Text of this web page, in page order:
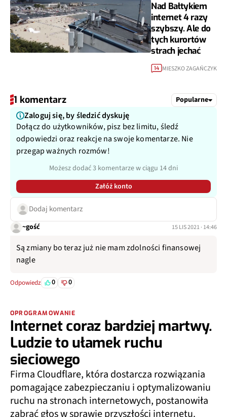
Nad Bałtykiem
internet 4 razy
szybszy. Ale do
tych kurortów
strach jechać
14 MIESZKO ZAGAŃCZYK
1 komentarz Popularne
Zaloguj się, by śledzić dyskuję
Dołącz do użytkowników, pisz bez limitu, śledź
odpowiedzi oraz reakcje na swoje komentarze. Nie
przegap ważnych rozmów!
Możesz dodać 3 komentarze w ciągu 14 dni
Załóż konto
Dodaj komentarz
~gość 15 LIS 2021 · 14:46
Są zmiany bo teraz już nie mam zdolności finansowej
nagle
Odpowiedz 0 0
OPROGRAMOWANIE
Internet coraz bardziej martwy.
Ludzie to ułamek ruchu
sieciowego
Firma Cloudflare, która dostarcza rozwiązania
pomagające zabezpieczaniu i optymalizowaniu
ruchu na stronach internetowych, postanowiła
zabrać głos w sprawie przyszłości internetu.